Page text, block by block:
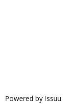
Powered by Issuu